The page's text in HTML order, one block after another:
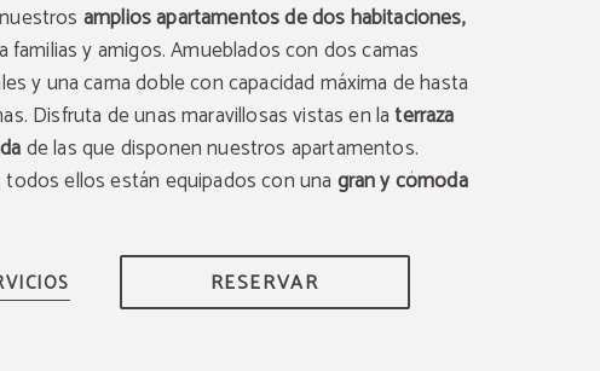
amplios apartamentos de dos habitaciones,
familias y amigos. Amueblados con dos camas
y una cama doble con capacidad máxima de hasta
Disfruta de unas maravillosas vistas en laterraza
de las que disponen nuestros apartamentos.
todos ellos están equipados con una gran y cómoda
RESERVAR